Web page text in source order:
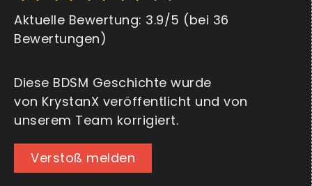
Aktuelle Bewertung: 3.9/5 (bei 36
Bewertungen)
Diese BDSM Geschichte wurde
von KrystanX veröffentlicht und von
unserem Team korrigiert.
Verstoß melden